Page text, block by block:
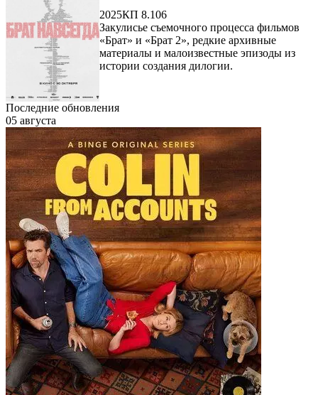
2025КП 8.106
Закулисье съемочного процесса фильмов
«Брат» и «Брат 2», редкие архивные
материалы и малоизвестные эпизоды из
истории создания дилогии.
Последние обновления
05 августа